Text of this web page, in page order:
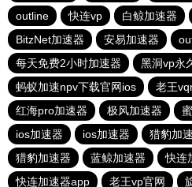
outline
快连vp 白鲸加速器
BitzNet加速器
安易加速器
每天免费2小时加速器
黑洞vp永
蚂蚁加速npv下载官网ios
老王
红海pro加速器
极风加速器
ios加速器
ios加速器 猎豹加
猎豹加速器
蓝鲸加速器 快连
快连加速器app
老王vp官网